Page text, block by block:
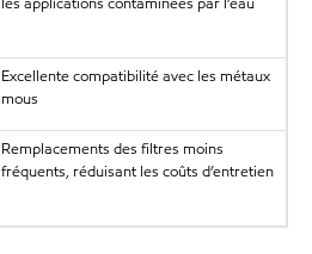
Excellente compatibilité avec les métaux
mous
Remplacements des filtres moins
fréquents, réduisant les coûts d’entretien